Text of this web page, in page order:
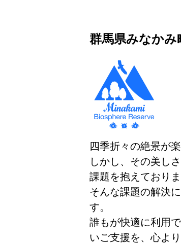
群馬県みなか
四季折々の絶景が
しかし、その美し
課題を抱えておりま
そんな課題の解決
す。
誰もが快適に利用
いご支援を、心よ